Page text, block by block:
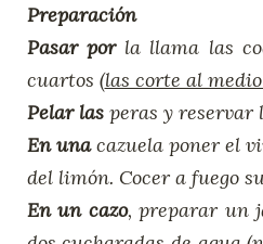
Preparación
Pasar porla llama las
cuartos (las corte al
Pelar lasperas y reservar
En unacazuela poner el
del limón. Cocer a fuego
En un cazo, preparar un